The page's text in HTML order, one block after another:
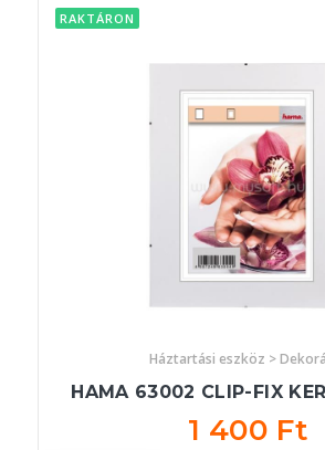
RAKTÁRON
Háztartási eszköz >
HAMA 63002 CLIP-FIX
1 400 Ft